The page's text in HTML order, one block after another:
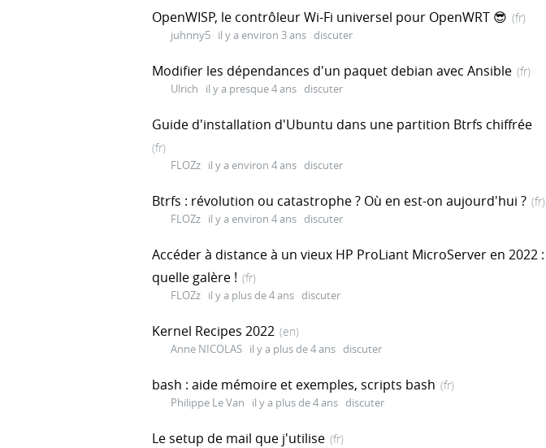
OpenWISP, le contrôleur Wi-Fi universel pour OpenWRT 😎 (fr)
juhnny5 il y a environ 3 ans discuter
Modifier les dépendances d'un paquet debian avec Ansible (fr)
Ulrich il y a presque 4 ans discuter
Guide d'installation d'Ubuntu dans une partition Btrfs chiffrée
(fr)
FLOZz il y a environ 4 ans discuter
Btrfs : révolution ou catastrophe ? Où en est-on aujourd'hui ? (fr)
FLOZz il y a environ 4 ans discuter
Accéder à distance à un vieux HP ProLiant MicroServer en 2022 :
quelle galère ! (fr)
FLOZz il y a plus de 4 ans discuter
Kernel Recipes 2022 (en)
Anne NICOLAS il y a plus de 4 ans discuter
bash : aide mémoire et exemples, scripts bash (fr)
Philippe Le Van il y a plus de 4 ans discuter
Le setup de mail que j'utilise (fr)